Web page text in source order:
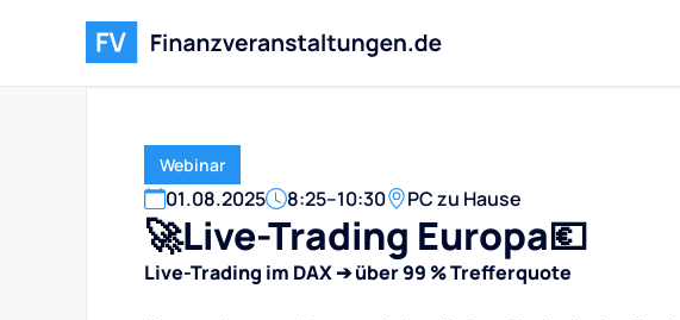
Webinar
01.08.2025 8:25–10:30 PC zu Hause
🚀Live-Trading Europa💶
Live-Trading im DAX ➔ über 99 % Trefferquote